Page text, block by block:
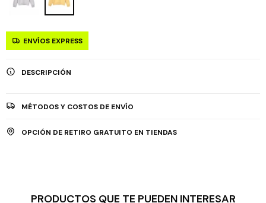
ENVÍOS EXPRESS
DESCRIPCIÓN
MÉTODOS Y COSTOS DE ENVÍO
OPCIÓN DE RETIRO GRATUITO EN TIENDAS
PRODUCTOS QUE TE PUEDEN INTERESAR